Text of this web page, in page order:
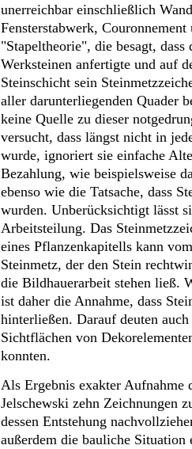
unerreichbar einschließlich
Fensterstabwerk,
"Stapeltheorie", die besagt,
Werksteinen anfertigte und auf
Steinschicht sein
aller darunterliegenden Quader
keine Quelle zu dieser
versucht, dass längst nicht in
wurde, ignoriert sie einfache
Bezahlung, wie beispielsweise
ebenso wie die Tatsache, dass
wurden. Unberücksichtigt lässt
Arbeitsteilung. Das
eines Pflanzenkapitells kann
Steinmetz, der den Stein
die Bildhauerarbeit stehen ließ.
ist daher die Annahme, dass
hinterließen. Darauf deuten
Sichtflächen von
konnten.
Als Ergebnis exakter Aufnahme
Jelschewski zehn Zeichnungen
dessen Entstehung
außerdem die bauliche Situation